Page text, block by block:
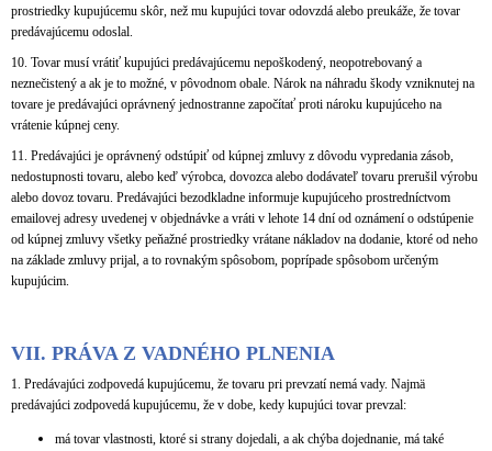
prostriedky kupujúcemu skôr, než mu kupujúci tovar odovzdá alebo preukáže, že tovar
predávajúcemu odoslal.
10. Tovar musí vrátiť kupujúci predávajúcemu nepoškodený, neopotrebovaný a
neznečistený a ak je to možné, v pôvodnom obale. Nárok na náhradu škody vzniknutej na
tovare je predávajúci oprávnený jednostranne započítať proti nároku kupujúceho na
vrátenie kúpnej ceny.
11. Predávajúci je oprávnený odstúpiť od kúpnej zmluvy z dôvodu vypredania zásob,
nedostupnosti tovaru, alebo keď výrobca, dovozca alebo dodávateľ tovaru prerušil výrobu
alebo dovoz tovaru. Predávajúci bezodkladne informuje kupujúceho prostredníctvom
emailovej adresy uvedenej v objednávke a vráti v lehote 14 dní od oznámení o odstúpenie
od kúpnej zmluvy všetky peňažné prostriedky vrátane nákladov na dodanie, ktoré od neho
na základe zmluvy prijal, a to rovnakým spôsobom, poprípade spôsobom určeným
kupujúcim.
VII. PRÁVA Z VADNÉHO PLNENIA
1. Predávajúci zodpovedá kupujúcemu, že tovaru pri prevzatí nemá vady. Najmä
predávajúci zodpovedá kupujúcemu, že v dobe, kedy kupujúci tovar prevzal:
má tovar vlastnosti, ktoré si strany dojedali, a ak chýba dojednanie, má také